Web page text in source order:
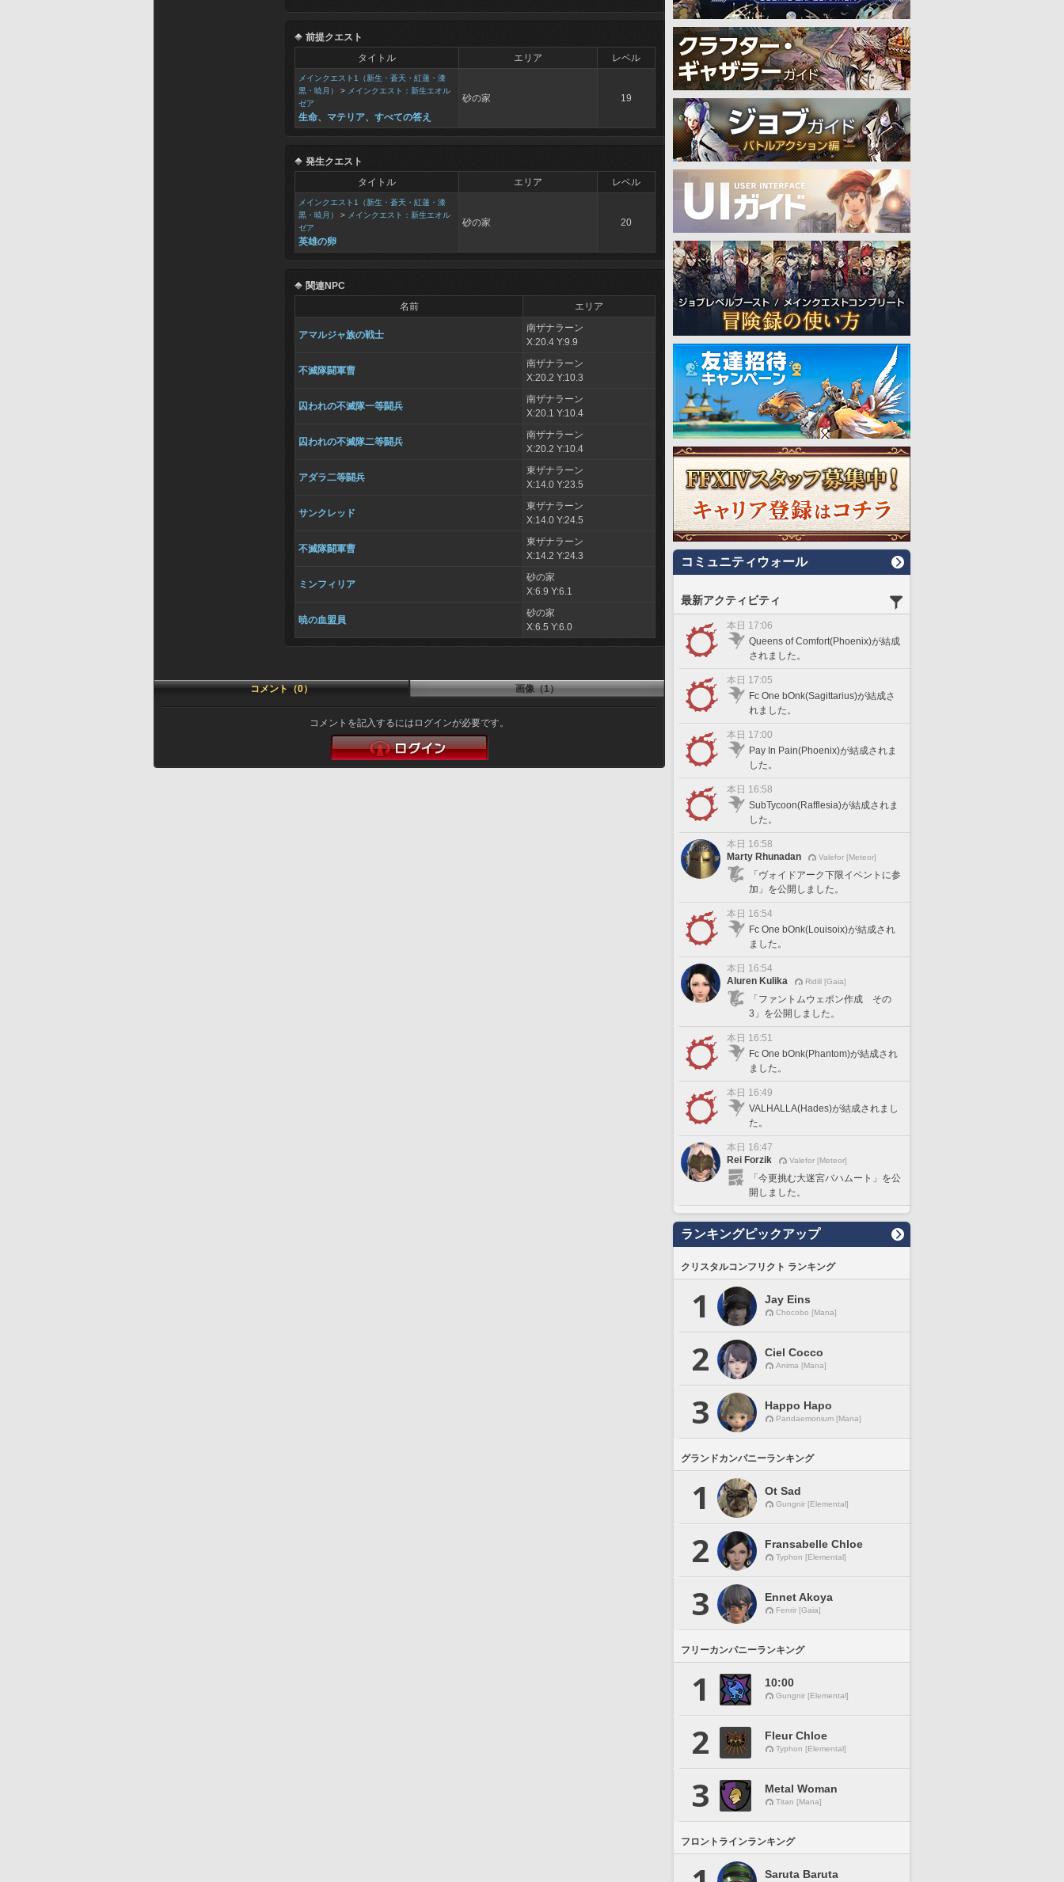
前提クエスト
タイトル
エリア レベル
メインクエスト1（新生・蒼天・紅蓮・漆
黒・暁月）
> メインクエスト：新生エオル
ゼア
生命、マテリア、すべての答え
砂の家 19
発生クエスト
タイトル
エリア レベル
メインクエスト1（新生・蒼天・紅蓮・漆
黒・暁月）
> メインクエスト：新生エオル
ゼア
英雄の卵
砂の家 20
関連NPC
名前
エリア
アマルジャ族の戦士
南ザナラーン
X:20.4 Y:9.9
不滅隊闘軍曹
南ザナラーン
X:20.2 Y:10.3
囚われの不滅隊一等闘兵
南ザナラーン
X:20.1 Y:10.4
囚われの不滅隊二等闘兵
南ザナラーン
X:20.2 Y:10.4
アダラ二等闘兵
東ザナラーン
X:14.0 Y:23.5
サンクレッド
東ザナラーン
X:14.0 Y:24.5
不滅隊闘軍曹
東ザナラーン
X:14.2 Y:24.3
ミンフィリア
砂の家
X:6.9 Y:6.1
暁の血盟員
砂の家
X:6.5 Y:6.0
コメント（0） 画像（1）
コメントを記入するにはログインが必要です。
コミュニティウォール
最新アクティビティ
本日 17:06
Queens of Comfort(Phoenix)が結成
されました。
本日 17:05
Fc One bOnk(Sagittarius)が結成さ
れました。
本日 17:00
Pay In Pain(Phoenix)が結成されま
した。
本日 16:58
SubTycoon(Rafflesia)が結成されま
した。
本日 16:58
Marty Rhunadan
Valefor [Meteor]
「ヴォイドアーク下限イベントに参
加」を公開しました。
本日 16:54
Fc One bOnk(Louisoix)が結成され
ました。
本日 16:54
Aluren Kulika
Ridill [Gaia]
「ファントムウェポン作成 その
3」を公開しました。
本日 16:51
Fc One bOnk(Phantom)が結成され
ました。
本日 16:49
VALHALLA(Hades)が結成されまし
た。
本日 16:47
Rei Forzik
Valefor [Meteor]
「今更挑む大迷宮バハムート」を公
開しました。
ランキングピックアップ
クリスタルコンフリクト ランキング
1 Jay Eins
Chocobo [Mana]
2 Ciel Cocco
Anima [Mana]
3 Happo Hapo
Pandaemonium [Mana]
グランドカンパニーランキング
1 Ot Sad
Gungnir [Elemental]
2 Fransabelle Chloe
Typhon [Elemental]
3 Ennet Akoya
Fenrir [Gaia]
フリーカンパニーランキング
1 10:00
Gungnir [Elemental]
2 Fleur Chloe
Typhon [Elemental]
3 Metal Woman
Titan [Mana]
フロントラインランキング
Saruta Baruta